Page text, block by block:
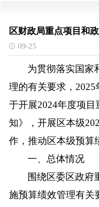
区财政局重点项目和
09-25
为贯彻落实国家
理的有关要求， 2025
于开展2024年度项目
知》，开展区本级202
作，推动区本级预算
一、总体情况
围绕区委区政府
施预算绩效管理有关